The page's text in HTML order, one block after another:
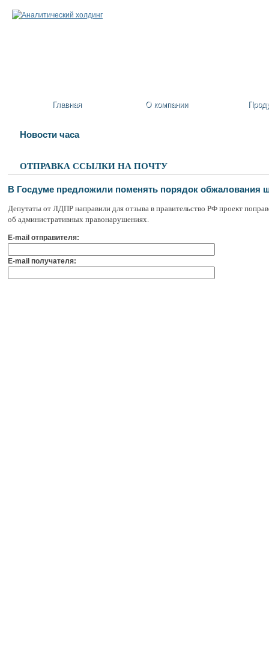
Главная О компании
Новости часа
ОТПРАВКА ССЫЛКИ НА ПОЧТУ
В Госдуме предложили поменять порядок обжалования
Депутаты от ЛДПР направили для отзыва в правительство РФ проект
об административных правонарушениях.
E-mail отправителя:
E-mail получателя: